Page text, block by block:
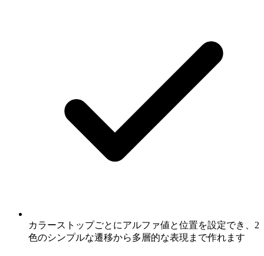
カラーストップごとにアルファ値と位置を設定でき、2
色のシンプルな遷移から多層的な表現まで作れます